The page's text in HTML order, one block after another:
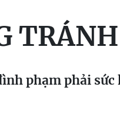
phạm phải sức